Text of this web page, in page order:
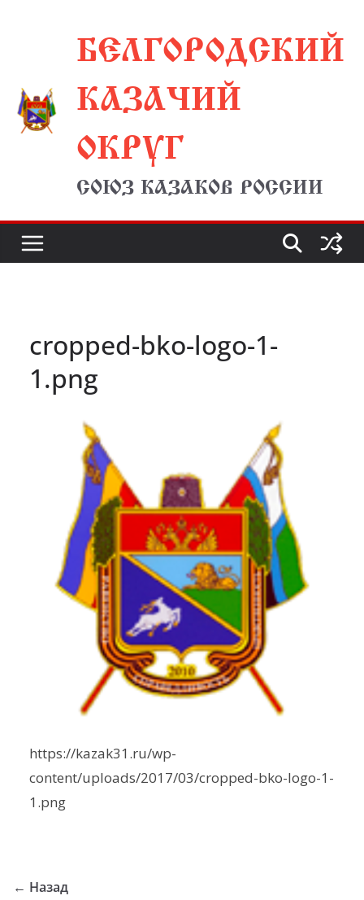
содержимомуБЕЛГОРОДСКИЙ
КАЗАЧИЙ
ОКРУГ
СОЮЗ КАЗАКОВ РОССИИ
cropped-bko-logo-1-
1.png
https://kazak31.ru/wp-
content/uploads/2017/03/cropped-bko-logo-1-
1.png
← Назад